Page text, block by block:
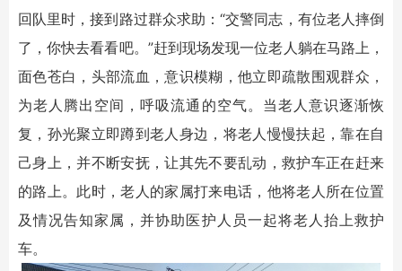
回队里时，接到路过群众求助：“交警同志，有位老人摔倒
了，你快去看看吧。”赶到现场发现一位老人躺在马路上，
面色苍白，头部流血，意识模糊，他立即疏散围观群众，
为老人腾出空间，呼吸流通的空气。当老人意识逐渐恢
复，孙光聚立即蹲到老人身边，将老人慢慢扶起，靠在自
己身上，并不断安抚，让其先不要乱动，救护车正在赶来
的路上。此时，老人的家属打来电话，他将老人所在位置
及情况告知家属，并协助医护人员一起将老人抬上救护
车。